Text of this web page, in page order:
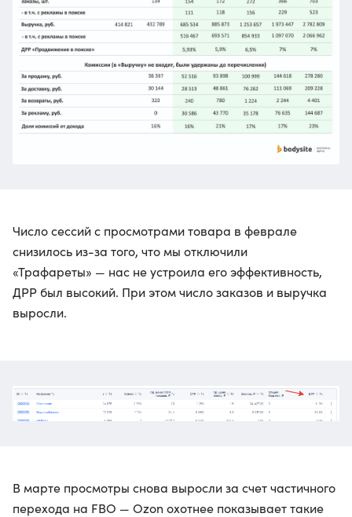
Число сессий с просмотрами товара в феврале
снизилось из-за того, что мы отключили
«Трафареты» — нас не устроила его эффективность,
ДРР был высокий. При этом число заказов и выручка
выросли.
В марте просмотры снова выросли за счет частичного
перехода на FBO — Ozon охотнее показывает такие